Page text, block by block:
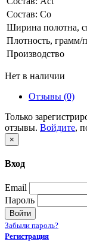
Состав: Co
Ширина полотна,
Плотность, грамм/
Производство
Нет в наличии
Отзывы (0)
Только
отзывы. Войдите,
×
Вход
Email
Пароль
Войти
Забыли пароль?
Регистрация